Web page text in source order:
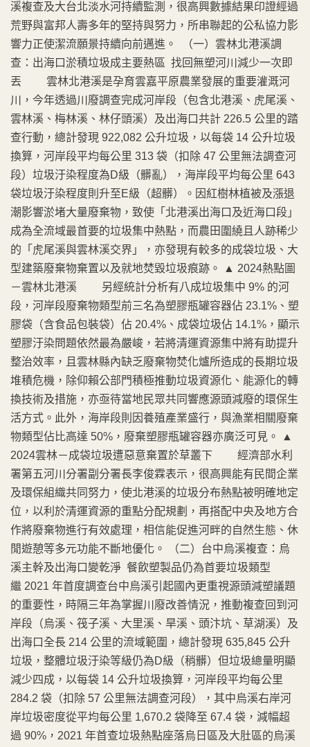
溪複查及大台北淡水河持續監測，很高興數據結果印證經過
荒野與富邦人壽多年的堅持與努力，所串聯起的公私協力影
響力正使潔流願景持續向前邁進。 （一）雲林北港溪調
查：出海口淤積垃圾成主要熱區 找回無塑河川減少一次即
丟 雲林北港溪是孕育雲嘉平原農業發展的重要灌溉河
川，今年透過川廢調查完成河岸段（包含北港溪、虎尾溪、
雲林溪、梅林溪、林仔頭溪）及出海口共計 226.5 公里的踏
查行動，總計發現 922,082 公升垃圾，以每袋 14 公升垃圾
換算，河岸段平均每公里 313 袋（扣除 47 公里無法調查河
段）垃圾汙染程度為D級（髒亂），海岸段平均每公里 643
袋垃圾汙染程度則升至E級（超髒）。因紅樹林植被及漲退
潮影響淤堵大量廢棄物，致使「北港溪出海口及近海口段」
成為全流域最首要的垃圾集中熱點，而農田圍繞且人跡稀少
的「虎尾溪與雲林溪交界」，亦發現有較多的成袋垃圾、大
型建築廢棄物棄置以及就地焚毀垃圾痕跡。 ▲ 2024熱點圖
－雲林北港溪 另經統計分析有八成垃圾集中 9% 的河
段，河岸段廢棄物類型前三名為塑膠瓶罐容器佔 23.1%、塑
膠袋（含食品包裝袋）佔 20.4%、成袋垃圾佔 14.1%，顯示
塑膠汙染問題依然最為嚴峻，若將清運資源集中將有助提升
整治效率，且雲林縣內缺乏廢棄物焚化爐所造成的長期垃圾
堆積危機，除仰賴公部門積極推動垃圾資源化、能源化的轉
換技術及措施，亦亟待當地民眾共同響應源頭減廢的環保生
活方式。此外，海岸段則因養殖產業盛行，與漁業相關廢棄
物類型佔比高達 50%，廢棄塑膠瓶罐容器亦廣泛可見。 ▲
2024雲林－成袋垃圾遭惡意棄置於草叢下 經濟部水利
署第五河川分署副分署長李俊霖表示，很高興能有民間企業
及環保組織共同努力，使北港溪的垃圾分布熱點被明確地定
位，以利於清運資源的重點分配規劃，再搭配中央及地方合
作將廢棄物進行有效處理，相信能促進河畔的自然生態、休
閒遊憩等多元功能不斷地優化。 （二）台中烏溪複查：烏
溪主幹及出海口變乾淨 餐飲塑製品仍為首要垃圾類型
繼 2021 年首度調查台中烏溪引起國內更重視源頭減塑議題
的重要性，時隔三年為掌握川廢改善情況，推動複查回到河
岸段（烏溪、筏子溪、大里溪、旱溪、頭汴坑、草湖溪）及
出海口全長 214 公里的流域範圍，總計發現 635,845 公升
垃圾，整體垃圾汙染等級仍為D級（稍髒）但垃圾總量明顯
減少四成，以每袋 14 公升垃圾換算，河岸段平均每公里
284.2 袋（扣除 57 公里無法調查河段），其中烏溪右岸河
岸垃圾密度從平均每公里 1,670.2 袋降至 67.4 袋，減幅超
過 90%，2021 年首查垃圾熱點座落烏日區及大肚區的烏溪